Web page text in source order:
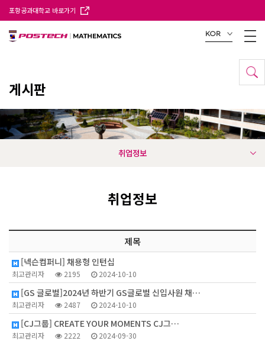
포항공과대학교 바로가기
KOR
게시판
취업정보
취업정보
제목
[넥슨컴퍼니] 채용형 인턴십
최고관리자 2195 2024-10-10
[GS 글로벌]2024년 하반기 GS글로벌 신입사원 채…
최고관리자 2487 2024-10-10
[CJ그룹] CREATE YOUR MOMENTS CJ그…
최고관리자 2222 2024-09-30